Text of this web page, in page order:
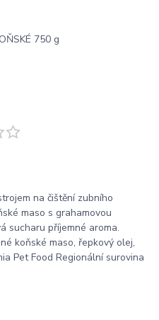
na čištění zubního
maso s grahamovou
sucharu příjemné aroma.
koňské maso, řepkový olej,
Pet Food Regionální surovina